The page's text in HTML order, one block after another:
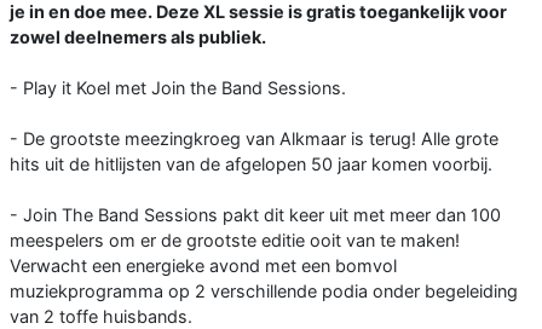
je in en doe mee. Deze XL sessie is gratis toegankelijk voor
zowel deelnemers als publiek.
- Play it Koel met Join the Band Sessions.
- De grootste meezingkroeg van Alkmaar is terug! Alle grote
hits uit de hitlijsten van de afgelopen 50 jaar komen voorbij.
- Join The Band Sessions pakt dit keer uit met meer dan 100
meespelers om er de grootste editie ooit van te maken!
Verwacht een energieke avond met een bomvol
muziekprogramma op 2 verschillende podia onder begeleiding
van 2 toffe huisbands.